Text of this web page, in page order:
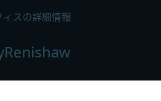
ィスの詳細情報
ラインストア